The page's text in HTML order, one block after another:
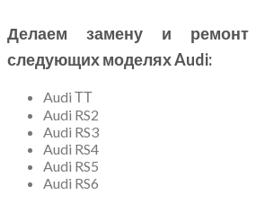
Делаем замену и ремонт
следующих моделях Audi:
Audi ТТ
Audi RS2
Audi RS3
Audi RS4
Audi RS5
Audi RS6